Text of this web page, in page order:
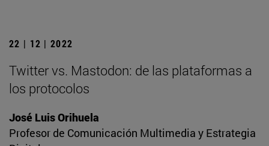
22 | 12 | 2022
Twitter vs. Mastodon: de las plataformas a
los protocolos
José Luis Orihuela
Profesor de Comunicación Multimedia y Estrategia